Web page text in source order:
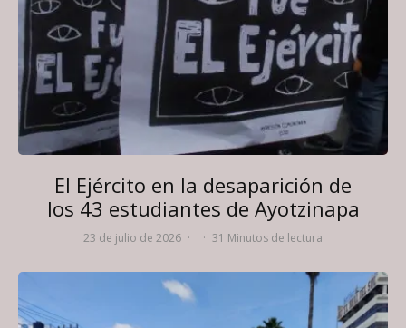
El Ejército en la desaparición de
los 43 estudiantes de Ayotzinapa
23 de julio de 2026 · · 31 Minutos de lectura